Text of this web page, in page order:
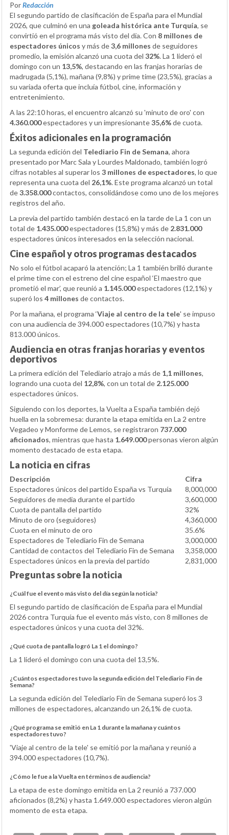
PorRedacción
El segundo partido de clasificación de España para el Mundial
2026, que culminó en una goleada histórica ante Turquía, se
convirtió en el programa más visto del día. Con 8 millones de
espectadores únicos y más de3,6 millones de seguidores
promedio, la emisión alcanzó una cuota del 32%. La 1 lideró el
domingo con un 13,5%, destacando en las franjas horarias de
madrugada (5,1%), mañana (9,8%) y prime time (23,5%), gracias a
su variada oferta que incluía fútbol, cine, información y
entretenimiento.
A las 22:10 horas, el encuentro alcanzó su 'minuto de oro' con
4.360.000espectadores y un impresionante35,6%de cuota.
Éxitos adicionales en la programación
La segunda edición del Telediario Fin de Semana, ahora
presentado por Marc Sala y Lourdes Maldonado, también logró
cifras notables al superar los 3 millones de espectadores, lo que
representa una cuota del 26,1%. Este programa alcanzó un total
de3.358.000contactos, consolidándose como uno de los mejores
registros del año.
La previa del partido también destacó en la tarde de La 1 con un
total de 1.435.000espectadores (15,8%) y más de 2.831.000
espectadores únicos interesados en la selección nacional.
Cine español y otros programas destacados
No solo el fútbol acaparó la atención; La 1 también brilló durante
el prime time con el estreno del cine español ‘El maestro que
prometió el mar’, que reunió a 1.145.000espectadores (12,1%) y
superó los 4 millones de contactos.
Por la mañana, el programa ‘Viaje al centro de la tele' se impuso
con una audiencia de 394.000 espectadores (10,7%) y hasta
813.000 únicos.
Audiencia en otras franjas horarias y eventos
deportivos
La primera edición del Telediario atrajo a más de 1,1 millones,
logrando una cuota del 12,8%, con un total de 2.125.000
espectadores únicos.
Siguiendo con los deportes, la Vuelta a España también dejó
huella en la sobremesa: durante la etapa emitida en La 2 entre
Vegadeo y Monforme de Lemos, se registraron 737.000
aficionados, mientras que hasta 1.649.000personas vieron algún
momento destacado de esta etapa.
La noticia en cifras
Descripción
Cifra
Espectadores únicos del partido España vs Turquía
8,000,000
Seguidores de media durante el partido
3,600,000
Cuota de pantalla del partido
32%
Minuto de oro (seguidores)
4,360,000
Cuota en el minuto de oro
35.6%
Espectadores de Telediario Fin de Semana
3,000,000
Cantidad de contactos del Telediario Fin de Semana
3,358,000
Espectadores únicos en la previa del partido
2,831,000
Preguntas sobre la noticia
¿Cuál fue el evento más visto del día según la noticia?
El segundo partido de clasificación de España para el Mundial
2026 contra Turquía fue el evento más visto, con 8 millones de
espectadores únicos y una cuota del 32%.
¿Qué cuota de pantalla logró La 1 el domingo?
La 1 lideró el domingo con una cuota del 13,5%.
¿Cuántos espectadores tuvo la segunda edición del Telediario Fin de
Semana?
La segunda edición del Telediario Fin de Semana superó los 3
millones de espectadores, alcanzando un 26,1% de cuota.
¿Qué programa se emitió en La 1 durante la mañana y cuántos
espectadores tuvo?
'Viaje al centro de la tele' se emitió por la mañana y reunió a
394.000 espectadores (10,7%).
¿Cómo le fue a la Vuelta en términos de audiencia?
La etapa de este domingo emitida en La 2 reunió a 737.000
aficionados (8,2%) y hasta 1.649.000 espectadores vieron algún
momento de esta etapa.